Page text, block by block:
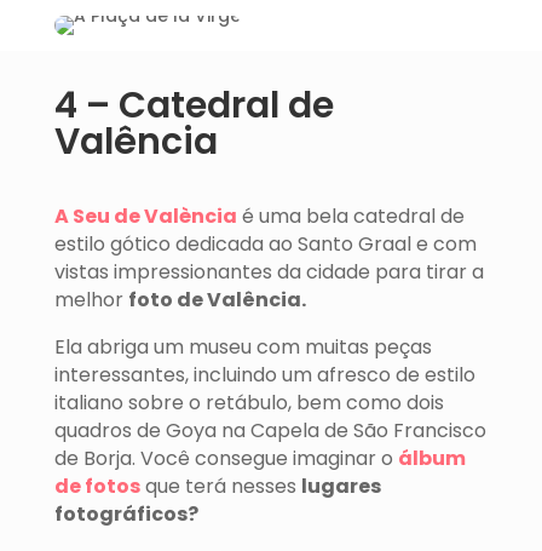
4 – Catedral de
Valência
A Seu de València é uma bela catedral de
estilo gótico dedicada ao Santo Graal e com
vistas impressionantes da cidade para tirar a
melhor foto de Valência.
Ela abriga um museu com muitas peças
interessantes, incluindo um afresco de estilo
italiano sobre o retábulo, bem como dois
quadros de Goya na Capela de São Francisco
de Borja. Você consegue imaginar o álbum
de fotosque terá nesses lugares
fotográficos?